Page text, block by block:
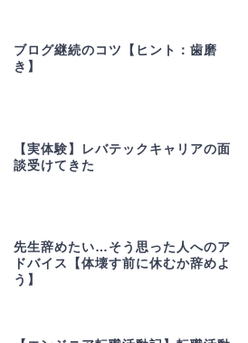
ブログ継続のコツ【ヒント：歯磨
き】
【実体験】レバテックキャリアの面
談受けてきた
先生辞めたい…そう思った人へのア
ドバイス【体壊す前に休むか辞めよ
う】